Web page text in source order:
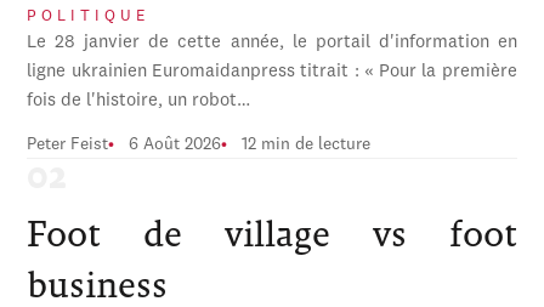
POLITIQUE
Le 28 janvier de cette année, le portail d'information en
ligne ukrainien Euromaidanpress titrait : « Pour la première
fois de l'histoire, un robot…
Peter Feist 6 Août 2026 12 min de lecture
Foot de village vs foot
business